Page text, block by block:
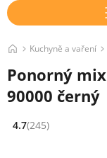
Kuchyně a vaření
Ponorný
90000 černý
Hodnocení: 4.7 z 5
4.7(245)